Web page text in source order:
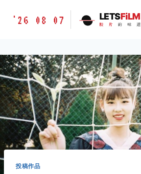
胶
味
道
LETSFILM
'26 08 07 LETSFiLM
胶 片 的 味 道
投稿作品